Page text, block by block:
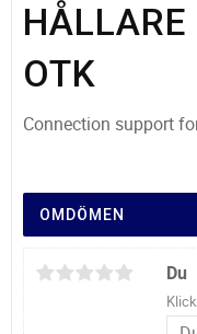
OTK
Connection support
OMDÖMEN
Du